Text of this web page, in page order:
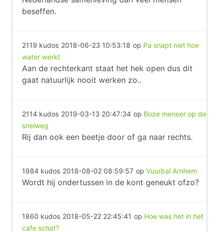
beseffen.
2119 kudos 2018-06-23 10:53:18 op Pa snapt niet hoe
water werkt
Aan de rechterkant staat het hek open dus dit
gaat natuurlijk nooit werken zo..
2114 kudos 2019-03-13 20:47:34 op Boze meneer op de
snelweg
Rij dan ook een beetje door of ga naar rechts.
1984 kudos 2018-08-02 08:59:57 op Vuurbal Arnhem
Wordt hij ondertussen in de kont geneukt ofzo?
1860 kudos 2018-05-22 22:45:41 op Hoe was het in het
cafe schat?